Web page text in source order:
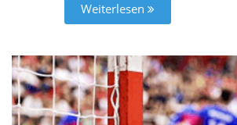
Weiterlesen